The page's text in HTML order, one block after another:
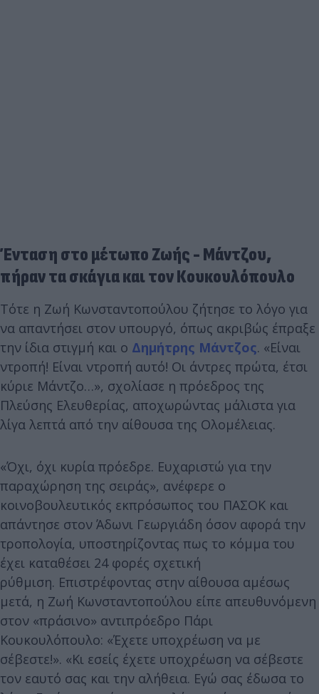
Ένταση στο μέτωπο Ζωής - Μάντζου,
πήραν τα σκάγια και τον Κουκουλόπουλο
Τότε η Ζωή Κωνσταντοπούλου ζήτησε το λόγο για
να απαντήσει στον υπουργό, όπως ακριβώς έπραξε
την ίδια στιγμή και ο Δημήτρης Μάντζος. «Είναι
ντροπή! Είναι ντροπή αυτό! Οι άντρες πρώτα, έτσι
κύριε Μάντζο…», σχολίασε η πρόεδρος της
Πλεύσης Ελευθερίας, αποχωρώντας μάλιστα για
λίγα λεπτά από την αίθουσα της Ολομέλειας.
«Όχι, όχι κυρία πρόεδρε. Ευχαριστώ για την
παραχώρηση της σειράς», ανέφερε ο
κοινοβουλευτικός εκπρόσωπος του ΠΑΣΟΚ και
απάντησε στον Άδωνι Γεωργιάδη όσον αφορά την
τροπολογία, υποστηρίζοντας πως το κόμμα του
έχει καταθέσει 24 φορές σχετική
ρύθμιση. Επιστρέφοντας στην αίθουσα αμέσως
μετά, η Ζωή Κωνσταντοπούλου είπε απευθυνόμενη
στον «πράσινο» αντιπρόεδρο Πάρι
Κουκουλόπουλο: «Έχετε υποχρέωση να με
σέβεστε!». «Κι εσείς έχετε υποχρέωση να σέβεστε
τον εαυτό σας και την αλήθεια. Εγώ σας έδωσα το